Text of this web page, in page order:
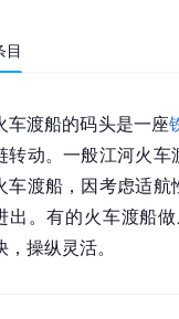
目
车渡船的码头是一座
转动。一般江河火车
车渡船，因考虑适
出。有的火车渡船
，操纵灵活。